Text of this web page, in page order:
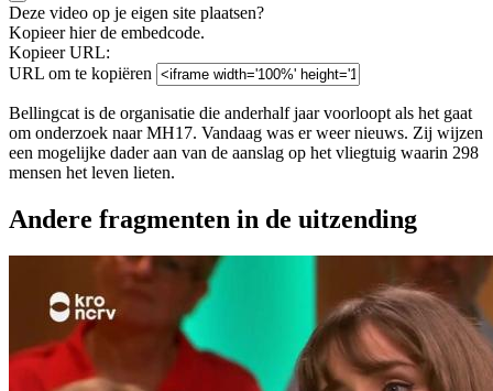
Deze video op je eigen site plaatsen?
Kopieer hier de embedcode.
Kopieer URL:
URL om te kopiëren
Bellingcat is de organisatie die anderhalf jaar voorloopt als het gaat
om onderzoek naar MH17. Vandaag was er weer nieuws. Zij wijzen
een mogelijke dader aan van de aanslag op het vliegtuig waarin 298
mensen het leven lieten.
Andere fragmenten in de uitzending